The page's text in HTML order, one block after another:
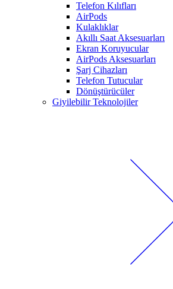
Telefon Kılıfları
AirPods
Kulaklıklar
Akıllı Saat Aksesuarları
Ekran Koruyucular
AirPods Aksesuarları
Şarj Cihazları
Telefon Tutucular
Dönüştürücüler
Giyilebilir Teknolojiler